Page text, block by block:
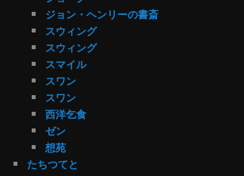
ジョン・ヘンリーの書斎
スウィング
スウィング
スマイル
スワン
スワン
西洋乞食
ゼン
想苑
たちつてと